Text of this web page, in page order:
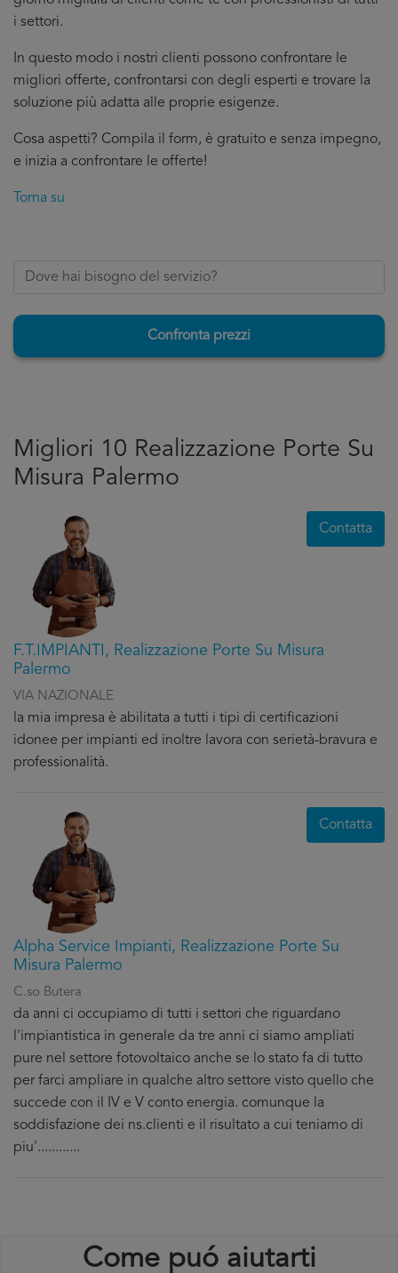
i settori.
In questo modo i nostri clienti possono confrontare le
migliori offerte, confrontarsi con degli esperti e trovare la
soluzione più adatta alle proprie esigenze.
Cosa aspetti? Compila il form, è gratuito e senza impegno,
e inizia a confrontare le offerte!
Torna su
Confronta prezzi
Migliori 10 Realizzazione Porte Su
Misura Palermo
F.T.IMPIANTI, Realizzazione Porte Su Misura
Palermo
VIA NAZIONALE
la mia impresa è abilitata a tutti i tipi di certificazioni
idonee per impianti ed inoltre lavora con serietà-bravura e
professionalità.
Contatta
Alpha Service Impianti, Realizzazione Porte Su
Misura Palermo
C.so Butera
da anni ci occupiamo di tutti i settori che riguardano
l'impiantistica in generale da tre anni ci siamo ampliati
pure nel settore fotovoltaico anche se lo stato fa di tutto
per farci ampliare in qualche altro settore visto quello che
succede con il IV e V conto energia. comunque la
soddisfazione dei ns.clienti e il risultato a cui teniamo di
piu'............
Contatta
Come puó aiutarti